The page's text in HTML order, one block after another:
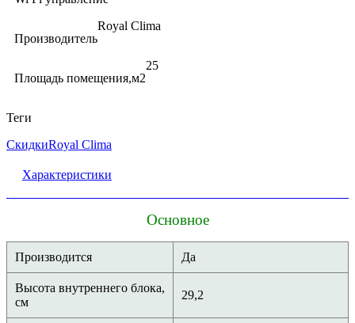
Производитель
Royal Clima
Площадь помещения,м2
25
Теги
СкидкиRoyal Clima
Характеристики
Основное
Производится Да
Высота внутреннего блока,
см
29,2